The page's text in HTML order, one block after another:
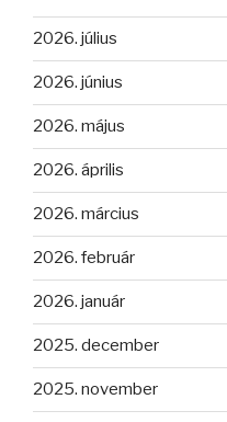
2026. július
2026. június
2026. május
2026. április
2026. március
2026. február
2026. január
2025. december
2025. november